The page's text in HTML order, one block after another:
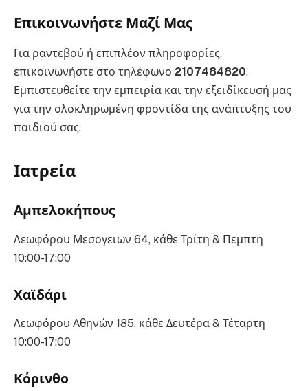
Επικοινωνήστε Μαζί Μας
Για ραντεβού ή επιπλέον πληροφορίες,
επικοινωνήστε στο τηλέφωνο 2107484820.
Εμπιστευθείτε την εμπειρία και την εξειδίκευσή μας
για την ολοκληρωμένη φροντίδα της ανάπτυξης του
παιδιού σας.
Ιατρεία
Αμπελοκήπους
Λεωφόρου Μεσογειων 64, κάθε Τρίτη & Πεμπτη
10:00-17:00
Χαϊδάρι
Λεωφόρου Αθηνών 185, κάθε Δευτέρα & Τέταρτη
10:00-17:00
Κόρινθο